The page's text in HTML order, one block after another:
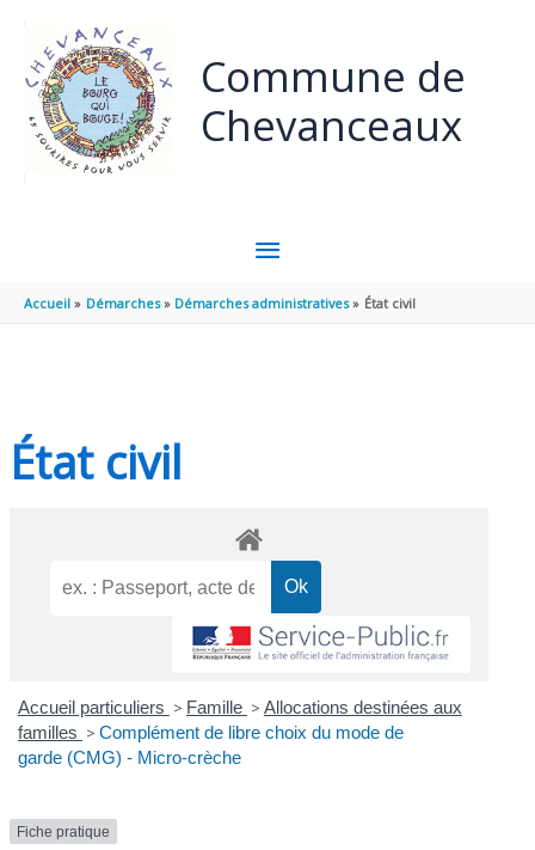
Commune de
Chevanceaux
MENU
PRINCIPAL
Accueil Démarches Démarches administratives État civil
État civil
Accueil particuliers > Famille > Allocations destinées aux
familles > Complément de libre choix du mode de
garde (CMG) - Micro-crèche
Fiche pratique